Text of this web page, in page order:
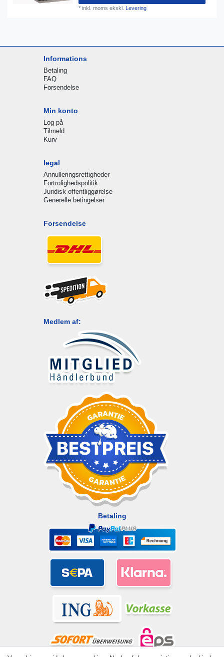
*inkl. moms ekskl. Levering
Informations
Betaling
FAQ
Forsendelse
Min konto
Log på
Tilmeld
Kurv
legal
Annulleringsrettigheder
Fortrolighedspolitik
Juridisk offentliggørelse
Generelle betingelser
Forsendelse
Medlem af:
Betaling